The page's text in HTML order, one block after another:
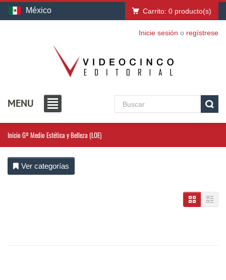
México Carrito: 0 producto(s)
Inicie sesión o regístrese
MENU
Inicio Gº Medio Estética y Belleza (LOE)
Ver categorías